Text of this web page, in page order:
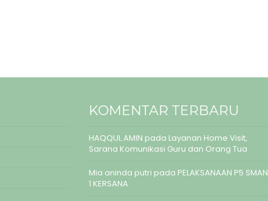
KOMENTAR TERBARU
HAQQUL AMIN pada Layanan Home Visit,
Sarana Komunikasi Guru dan Orang Tua
Mia aninda putri pada PELAKSANAAN P5 SMAN
1 KERSANA